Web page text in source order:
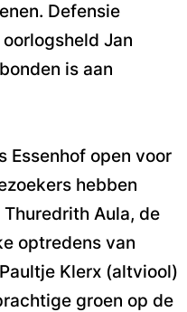
Defensie
Jan
is aan
Essenhof open voor
hebben
Aula, de
optredens van
Klerx (altviool)
groen op de